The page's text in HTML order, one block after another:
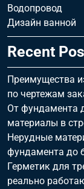
Водопровод
Дизайн ванной
Recent
Преимущества
по чертежам
От фундамента
материалы в
Нерудные
фундамента до
Герметик для
реально